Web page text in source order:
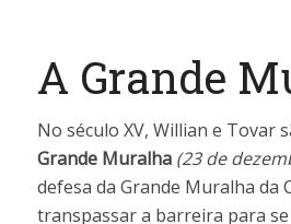
A Grande
No século XV, Willian e Tovar
Grande Muralha (23 de
defesa da Grande Muralha
transpassar a barreira para